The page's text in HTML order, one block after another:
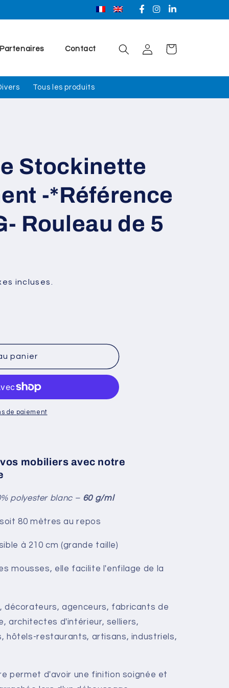
Facebook
Instagram
Partenaires Contact
Tous les produits
ConnexionPanier
Stockinette
-*Référence
Rouleau de 5
incluses.
panier
de paiement
mobiliers avec notre
polyester blanc – 60 g/ml
80 mètres au repos
à 210 cm (grande taille)
mousses, elle facilite l'enfilage de la
décorateurs, agenceurs, fabricants de
architectes d'intérieur, selliers,
hôtels-restaurants, artisans, industriels,
permet d'avoir une finition soignée et